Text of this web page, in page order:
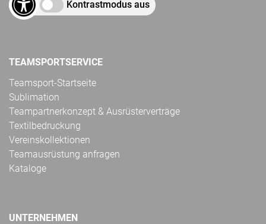
Kontrastmodus aus
TEAMSPORTSERVICE
Teamsport-Startseite
Sublimation
Teampartnerkonzept & Ausrüsterverträge
Textilbedruckung
Vereinskollektionen
Teamausrüstung anfragen
Kataloge
UNTERNEHMEN